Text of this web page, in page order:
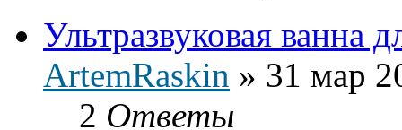
Ультразвуковая ванна
ArtemRaskin » 31 мар
2 Ответы